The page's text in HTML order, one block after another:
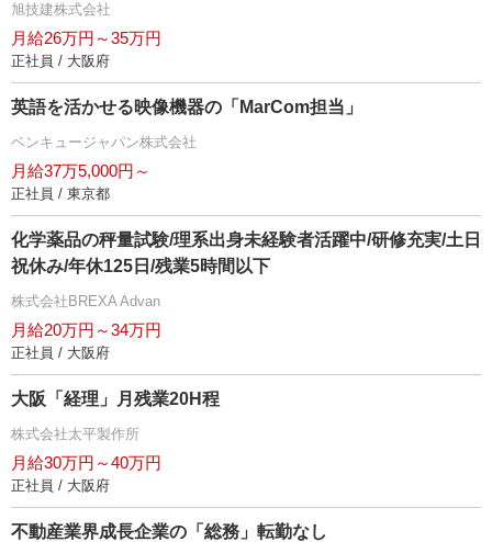
旭技建株式会社
月給26万円～35万円
正社員 / 大阪府
英語を活かせる映像機器の「MarCom担当」
ベンキュージャパン株式会社
月給37万5,000円～
正社員 / 東京都
化学薬品の秤量試験/理系出身未経験者活躍中/研修充実/土日
祝休み/年休125日/残業5時間以下
株式会社BREXA Advan
月給20万円～34万円
正社員 / 大阪府
大阪「経理」月残業20H程
株式会社太平製作所
月給30万円～40万円
正社員 / 大阪府
不動産業界成長企業の「総務」転勤なし